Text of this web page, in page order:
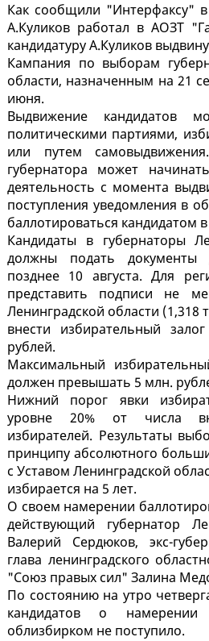
Как сообщили "Интерфаксу"
А.Куликов работал в АОЗТ
кандидатуру А.Куликов
Кампания по выборам
области, назначенным на 21
июня.
Выдвижение кандидатов
политическими партиями,
или путем
губернатора может
деятельность с момента
поступления уведомления в
баллотироваться кандидатом
Кандидаты в губернаторы
должны подать документы
позднее 10 августа. Для
представить подписи не
Ленинградской области (1,318
внести избирательный
рублей.
Максимальный
должен превышать 5 млн.
Нижний порог явки
уровне 20% от числа
избирателей. Результаты
принципу абсолютного
с Уставом Ленинградской
избирается на 5 лет.
О своем намерении
действующий губернатор
Валерий Сердюков, экс-
глава ленинградского
"Союз правых сил" Залина
По состоянию на утро
кандидатов о намерении
облизбирком не поступило.